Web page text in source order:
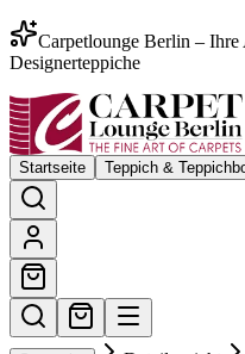
Carpetlounge Berlin –
Designerteppiche
Startseite Teppich &